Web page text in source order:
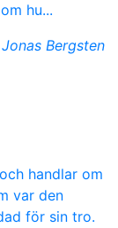
hu...
Bergsten
handlar om
var den
för sin tro.